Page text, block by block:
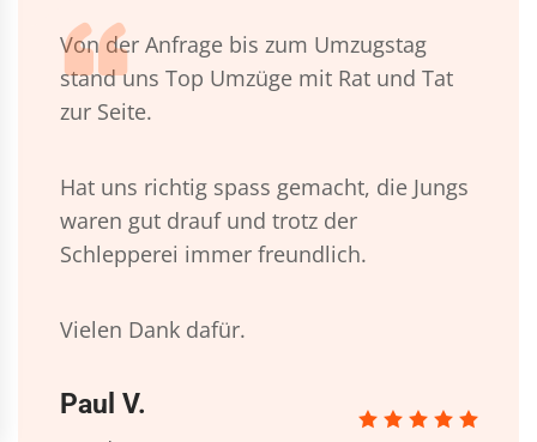
Von der Anfrage bis zum Umzugstag
stand uns Top Umzüge mit Rat und Tat
zur Seite.
Hat uns richtig spass gemacht, die Jungs
waren gut drauf und trotz der
Schlepperei immer freundlich.
Vielen Dank dafür.
Paul V.